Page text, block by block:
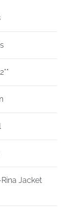
Jacket